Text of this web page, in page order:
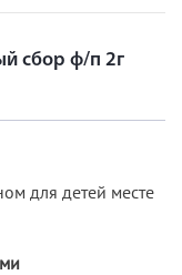
сбор ф/п 2г
для детей месте